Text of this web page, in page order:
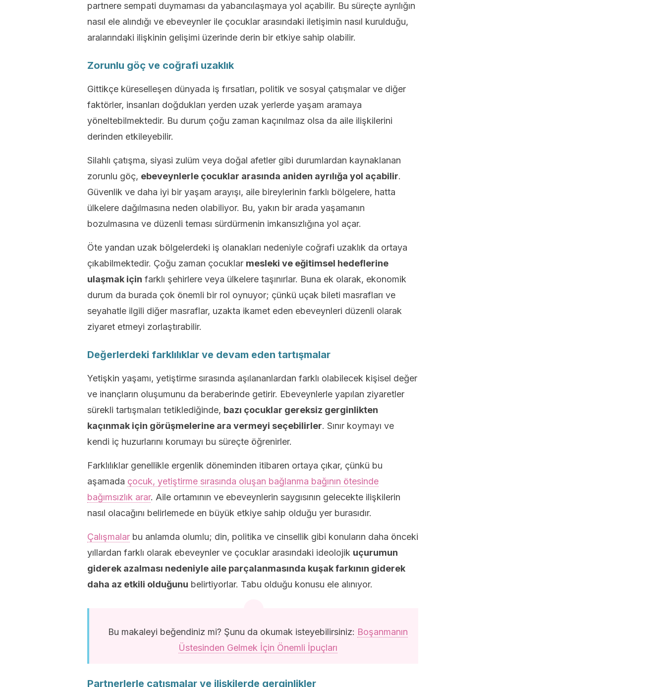
partnere sempati duymaması da yabancılaşmaya yol açabilir. Bu süreçte ayrılığın
nasıl ele alındığı ve ebeveynler ile çocuklar arasındaki iletişimin nasıl kurulduğu,
aralarındaki ilişkinin gelişimi üzerinde derin bir etkiye sahip olabilir.
Zorunlu göç ve coğrafi uzaklık
Gittikçe küreselleşen dünyada iş fırsatları, politik ve sosyal çatışmalar ve diğer
faktörler, insanları doğdukları yerden uzak yerlerde yaşam aramaya
yöneltebilmektedir. Bu durum çoğu zaman kaçınılmaz olsa da aile ilişkilerini
derinden etkileyebilir.
Silahlı çatışma, siyasi zulüm veya doğal afetler gibi durumlardan kaynaklanan
zorunlu göç, ebeveynlerle çocuklar arasında aniden ayrılığa yol açabilir.
Güvenlik ve daha iyi bir yaşam arayışı, aile bireylerinin farklı bölgelere, hatta
ülkelere dağılmasına neden olabiliyor. Bu, yakın bir arada yaşamanın
bozulmasına ve düzenli teması sürdürmenin imkansızlığına yol açar.
Öte yandan uzak bölgelerdeki iş olanakları nedeniyle coğrafi uzaklık da ortaya
çıkabilmektedir. Çoğu zaman çocuklar mesleki ve eğitimsel hedeflerine
ulaşmak için farklı şehirlere veya ülkelere taşınırlar. Buna ek olarak, ekonomik
durum da burada çok önemli bir rol oynuyor; çünkü uçak bileti masrafları ve
seyahatle ilgili diğer masraflar, uzakta ikamet eden ebeveynleri düzenli olarak
ziyaret etmeyi zorlaştırabilir.
Değerlerdeki farklılıklar ve devam eden tartışmalar
Yetişkin yaşamı, yetiştirme sırasında aşılananlardan farklı olabilecek kişisel değer
ve inançların oluşumunu da beraberinde getirir. Ebeveynlerle yapılan ziyaretler
sürekli tartışmaları tetiklediğinde, bazı çocuklar gereksiz gerginlikten
kaçınmak için görüşmelerine ara vermeyi seçebilirler. Sınır koymayı ve
kendi iç huzurlarını korumayı bu süreçte öğrenirler.
Farklılıklar genellikle ergenlik döneminden itibaren ortaya çıkar, çünkü bu
aşamada çocuk, yetiştirme sırasında oluşan bağlanma bağının ötesinde
bağımsızlık arar. Aile ortamının ve ebeveynlerin saygısının gelecekte ilişkilerin
nasıl olacağını belirlemede en büyük etkiye sahip olduğu yer burasıdır.
Çalışmalar bu anlamda olumlu; din, politika ve cinsellik gibi konuların daha önceki
yıllardan farklı olarak ebeveynler ve çocuklar arasındaki ideolojik uçurumun
giderek azalması nedeniyle aile parçalanmasında kuşak farkının giderek
daha az etkili olduğunu belirtiyorlar. Tabu olduğu konusu ele alınıyor.
Bu makaleyi beğendiniz mi? Şunu da okumak isteyebilirsiniz: Boşanmanın
Üstesinden Gelmek İçin Önemli İpuçları
Partnerlerle çatışmalar ve ilişkilerde gerginlikler